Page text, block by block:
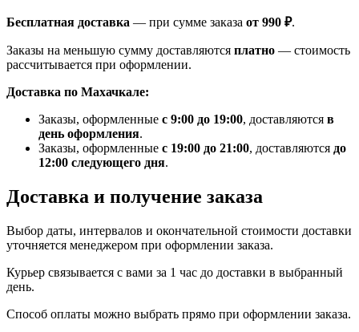
Бесплатная доставка — при сумме заказа от 990 ₽.
Заказы на меньшую сумму доставляются платно — стоимость
рассчитывается при оформлении.
Доставка по Махачкале:
Заказы, оформленные с 9:00 до 19:00, доставляются в
день оформления.
Заказы, оформленные с 19:00 до 21:00, доставляются до
12:00 следующего дня.
Доставка и получение заказа
Выбор даты, интервалов и окончательной стоимости доставки
уточняется менеджером при оформлении заказа.
Курьер связывается с вами за 1 час до доставки в выбранный
день.
Способ оплаты можно выбрать прямо при оформлении заказа.